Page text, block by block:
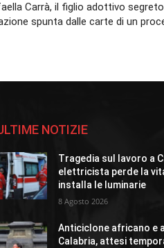
Carrà, il figlio adottivo
spunta dalle carte di un
NOTIZIE
Tragedia sul lavoro a
elettricista perde la
installa le luminarie
8 Agosto 2026
Anticiclone africano e
Calabria, attesi